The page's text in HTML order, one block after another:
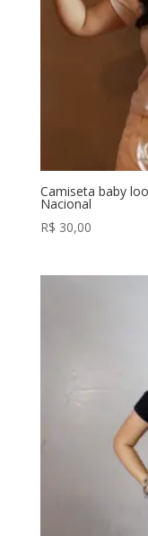
Camiseta baby
Nacional
R$ 30,00